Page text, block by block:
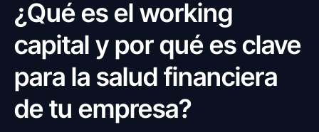
¿Qué es el working
capital y por qué es clave
para la salud financiera
de tu empresa?